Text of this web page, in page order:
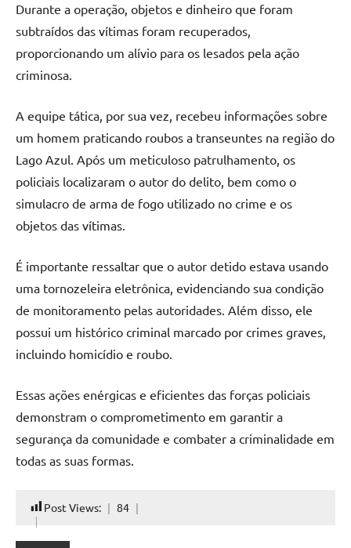
Durante a operação, objetos e dinheiro que foram
subtraídos das vítimas foram recuperados,
proporcionando um alívio para os lesados pela ação
criminosa.
A equipe tática, por sua vez, recebeu informações sobre
um homem praticando roubos a transeuntes na região do
Lago Azul. Após um meticuloso patrulhamento, os
policiais localizaram o autor do delito, bem como o
simulacro de arma de fogo utilizado no crime e os
objetos das vítimas.
É importante ressaltar que o autor detido estava usando
uma tornozeleira eletrônica, evidenciando sua condição
de monitoramento pelas autoridades. Além disso, ele
possui um histórico criminal marcado por crimes graves,
incluindo homicídio e roubo.
Essas ações enérgicas e eficientes das forças policiais
demonstram o comprometimento em garantir a
segurança da comunidade e combater a criminalidade em
todas as suas formas.
Post Views: 84